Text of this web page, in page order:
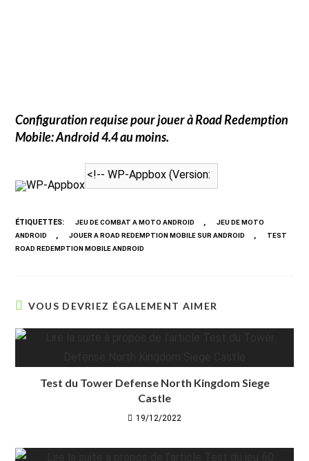
Configuration requise pour jouer àRoad Redemption
Mobile: Android 4.4 au moins.
WP-Appbox
ÉTIQUETTES: JEU DE COMBAT A MOTO ANDROID ,
JEU DE MOTO
ANDROID
, JOUER A ROAD REDEMPTION MOBILE SUR ANDROID ,
TEST
ROAD REDEMPTION MOBILE ANDROID
VOUS DEVRIEZ ÉGALEMENT AIMER
Test du Tower Defense North Kingdom Siege
Castle
19/12/2022